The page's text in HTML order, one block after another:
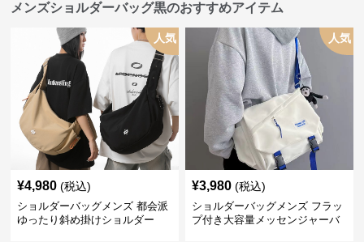
メンズショルダーバッグ黒のおすすめアイテム
人気
¥4,980 (税込)
ショルダーバッグメンズ 都会派
ゆったり斜め掛けショルダー
人気
¥3,980 (税込)
ショルダーバッグメンズ フラッ
プ付き大容量メッセンジャーバ